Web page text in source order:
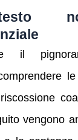
il
vengono